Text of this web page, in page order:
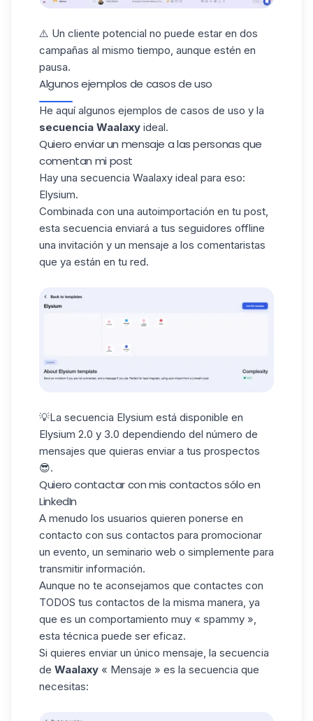
⚠️ Un cliente potencial no puede estar en dos
campañas al mismo tiempo, aunque estén en
pausa.
Algunos ejemplos de casos de uso
He aquí algunos ejemplos de casos de uso y la
secuencia Waalaxy ideal.
Quiero enviar un mensaje a las personas que
comentan mi post
Hay una secuencia Waalaxy ideal para eso:
Elysium.
Combinada con una autoimportación en tu post,
esta secuencia enviará a tus seguidores offline
una invitación y un mensaje a los comentaristas
que ya están en tu red.
💡La secuencia Elysium está disponible en
Elysium 2.0 y 3.0 dependiendo del número de
mensajes que quieras enviar a tus prospectos
😎.
Quiero contactar con mis contactos sólo en
LinkedIn
A menudo los usuarios quieren ponerse en
contacto con sus contactos para promocionar
un evento, un seminario web o simplemente para
transmitir información.
Aunque no te aconsejamos que contactes con
TODOS tus contactos de la misma manera, ya
que es un comportamiento muy « spammy »,
esta técnica puede ser eficaz.
Si quieres enviar un único mensaje, la secuencia
de Waalaxy « Mensaje » es la secuencia que
necesitas: